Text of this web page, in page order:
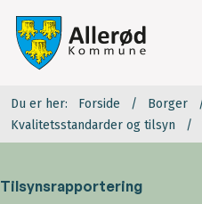
Du er her: Forside
Borger
Kvalitetsstandarder og tilsyn
Tilsynsrapportering